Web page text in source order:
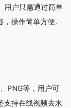
用户只需通过简单
操作简单方便。
PNG等，用户可
支持在线视频去水